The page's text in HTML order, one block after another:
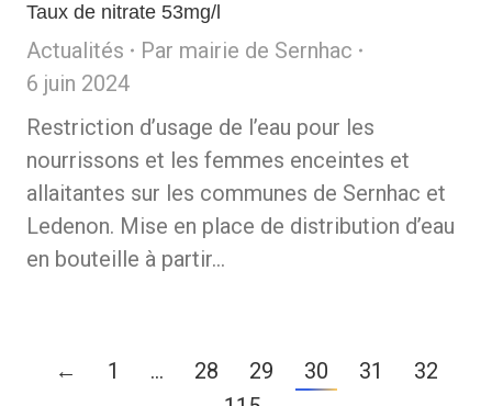
Taux de nitrate 53mg/l
Actualités Par mairie de Sernhac
6 juin 2024
Restriction d’usage de l’eau pour les
nourrissons et les femmes enceintes et
allaitantes sur les communes de Sernhac et
Ledenon. Mise en place de distribution d’eau
en bouteille à partir…
← 1 … 28 29 30 31
32